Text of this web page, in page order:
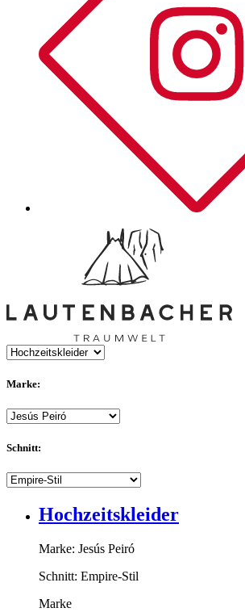
Marke:
Schnitt:
Hochzeitskleider
Marke: Jesús Peiró
Schnitt: Empire-Stil
Marke